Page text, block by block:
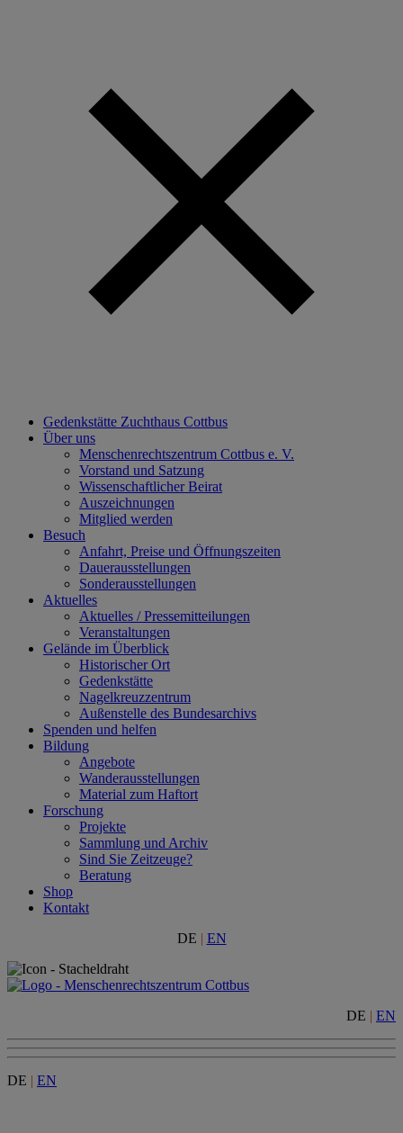
Gedenkstätte Zuchthaus Cottbus
Über uns
Menschenrechtszentrum Cottbus e. V.
Vorstand und Satzung
Wissenschaftlicher Beirat
Auszeichnungen
Mitglied werden
Besuch
Anfahrt, Preise und Öffnungszeiten
Dauerausstellungen
Sonderausstellungen
Aktuelles
Aktuelles / Pressemitteilungen
Veranstaltungen
Gelände im Überblick
Historischer Ort
Gedenkstätte
Nagelkreuzzentrum
Außenstelle des Bundesarchivs
Spenden und helfen
Bildung
Angebote
Wanderausstellungen
Material zum Haftort
Forschung
Projekte
Sammlung und Archiv
Sind Sie Zeitzeuge?
Beratung
Shop
Kontakt
DE | EN
DE | EN
DE | EN